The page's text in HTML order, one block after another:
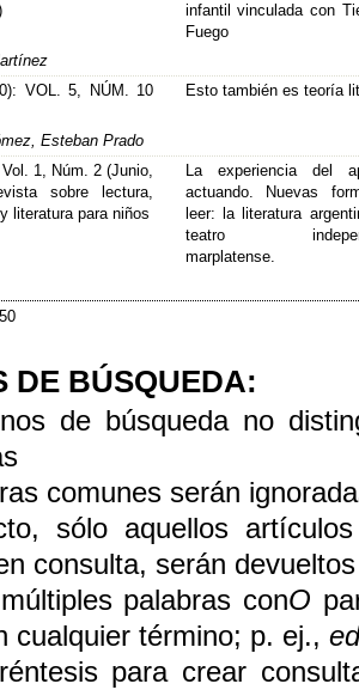
infantil vinculada con
Fuego
VOL. 5, NÚM. 10
Esto también es teoría
Esteban Prado
1, Núm. 2 (Junio,
sobre lectura,
literatura para niños
La experiencia del
actuando. Nuevas
leer: la literatura
teatro
marplatense.
DE BÚSQUEDA:
de búsqueda no
comunes serán
sólo aquellos
consulta, serán
palabras conO
cualquier término; p. ej.,
para crear